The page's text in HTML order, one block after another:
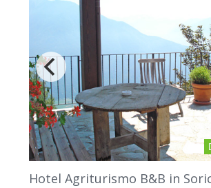
Hotel Agriturismo B&B in